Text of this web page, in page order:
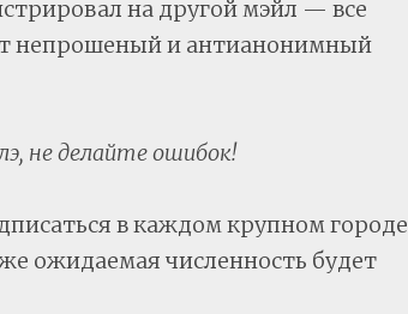
на другой мэйл — все
непрошеный и антианонимный
не делайте ошибок!
в каждом крупном городе
ожидаемая численность будет